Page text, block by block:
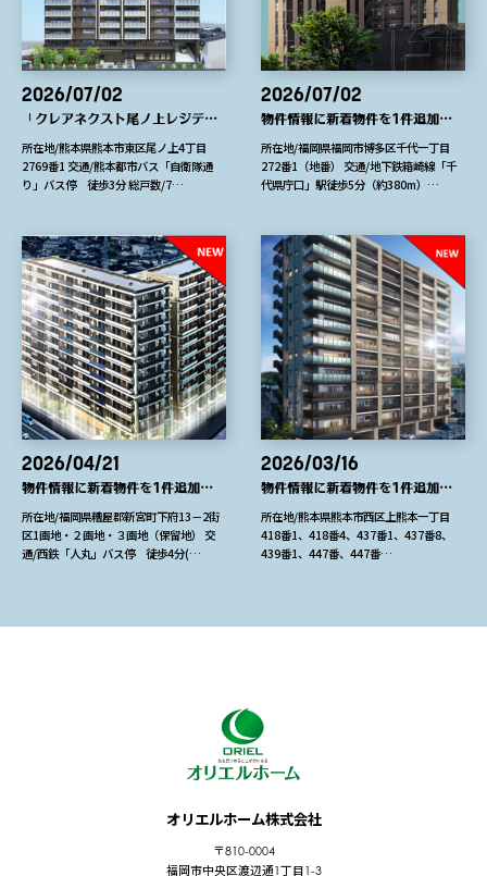
2026/07/02
「クレアネクスト尾ノ上レジデンス」最終1邸です
所在地/熊本県熊本市東区尾ノ上4丁目
2769番1 交通/熊本都市バス「自衛隊通
り」バス停 徒歩3分 総戸数/7…
2026/07/02
物件情報に新着物件を1件追加しました
所在地/福岡県福岡市博多区千代一丁目
272番1（地番） 交通/地下鉄箱崎線「千
代県庁口」駅徒歩5分（約380m）…
2026/04/21
物件情報に新着物件を1件追加しました
所在地/福岡県糟屋郡新宮町下府13－2街
区1画地・２画地・３画地（保留地） 交
通/西鉄「人丸」バス停 徒歩4分(…
2026/03/16
物件情報に新着物件を1件追加しました
所在地/熊本県熊本市西区上熊本一丁目
418番1、418番4、437番1、437番8、
439番1、447番、447番…
オリエルホーム株式会社
〒810-0004
福岡市中央区渡辺通1丁目1-3